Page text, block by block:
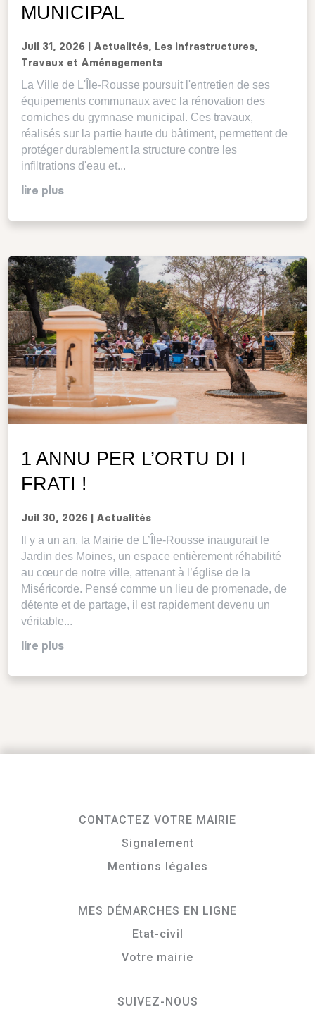
MUNICIPAL
Juil 31, 2026 Actualités, Les infrastructures,
Travaux et Aménagements
La Ville de L'Île-Rousse poursuit l'entretien de ses
équipements communaux avec la rénovation des
corniches du gymnase municipal. Ces travaux,
réalisés sur la partie haute du bâtiment, permettent de
protéger durablement la structure contre les
infiltrations d'eau et...
lire plus
1 ANNU PER L’ORTU DI I
FRATI !
Juil 30, 2026 Actualités
Il y a un an, la Mairie de L’Île-Rousse inaugurait le
Jardin des Moines, un espace entièrement réhabilité
au cœur de notre ville, attenant à l’église de la
Miséricorde. Pensé comme un lieu de promenade, de
détente et de partage, il est rapidement devenu un
véritable...
lire plus
CONTACTEZ VOTRE MAIRIE
Signalement
Mentions légales
MES DÉMARCHES EN LIGNE
Etat-civil
Votre mairie
SUIVEZ-NOUS